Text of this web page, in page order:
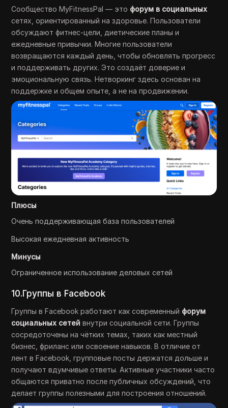
Сообщество MyFitnessPal — это форум в социальных
сетях, ориентированный на здоровье. Пользователи
обсуждают фитнес-цели, диетические планы и
ежедневные привычки. Многие пользователи
возвращаются каждый день, чтобы обновлять прогресс
и поддерживать других. Это создаёт доверие и
эмоциональную связь. Нетворкинг здесь основан на
поддержке и общем опыте, а не на продвижении.
Плюсы
Очень поддерживающая база пользователей
Высокая ежедневная активность
Минусы
Ограниченное использование деловых сетей
10.Группы в Facebook
Группы в Facebook работают как современный форум
социальных сетей внутри социальной сети. Группы
сосредоточены на чётких темах, таких как местный
бизнес, фриланс или освоение навыков. В отличие от
лент в Facebook, групповые посты держатся дольше и
получают вдумчивые ответы. Активные участники часто
общаются приватно после публичных обсуждений, что
делает группы полезными для построения отношений.